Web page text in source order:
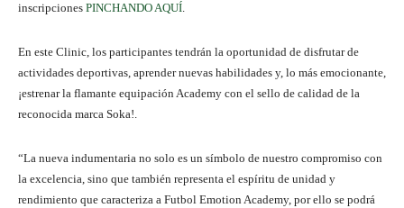
inscripciones PINCHANDO AQUÍ.
En este Clinic, los participantes tendrán la oportunidad de disfrutar de
actividades deportivas, aprender nuevas habilidades y, lo más emocionante,
¡estrenar la flamante equipación Academy con el sello de calidad de la
reconocida marca Soka!.
“La nueva indumentaria no solo es un símbolo de nuestro compromiso con
la excelencia, sino que también representa el espíritu de unidad y
rendimiento que caracteriza a Futbol Emotion Academy, por ello se podrá